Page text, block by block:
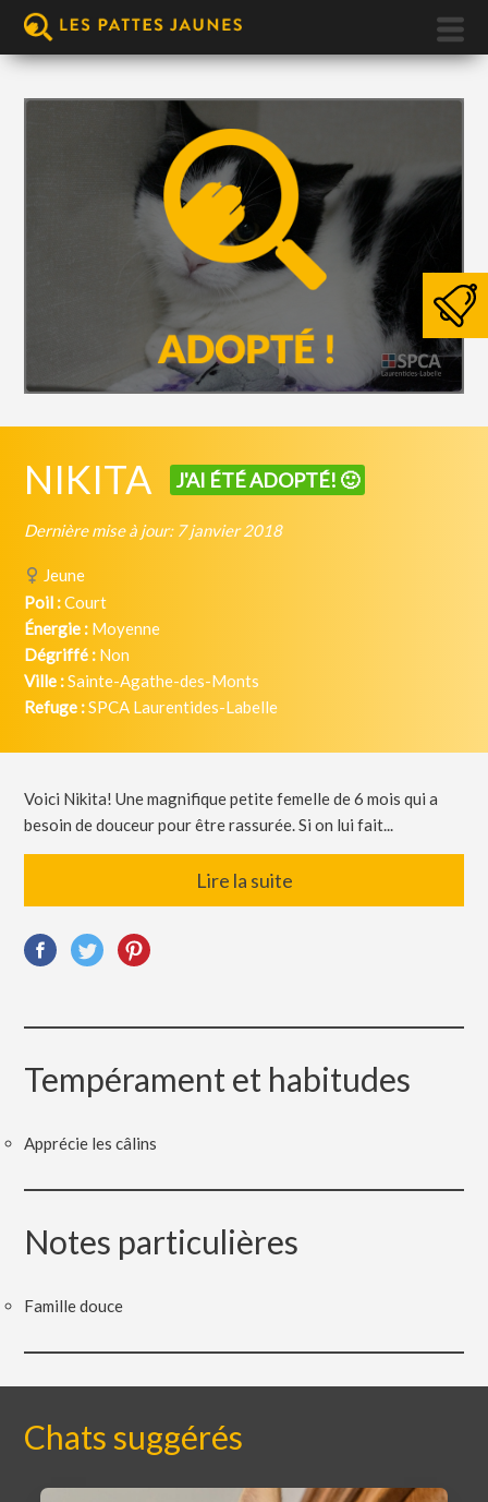
NIKITA J'AI ÉTÉ ADOPTÉ! 🙂
Dernière mise à jour: 7 janvier 2018
Jeune
Poil :Court
Énergie : Moyenne
Dégriffé : Non
Ville :Sainte-Agathe-des-Monts
Refuge :SPCA Laurentides-Labelle
Voici Nikita! Une magnifique petite femelle de 6 mois qui a
besoin de douceur pour être rassurée. Si on lui fait...
Lire la suite
Tempérament et habitudes
Apprécie les câlins
Notes particulières
Famille douce
Chats suggérés